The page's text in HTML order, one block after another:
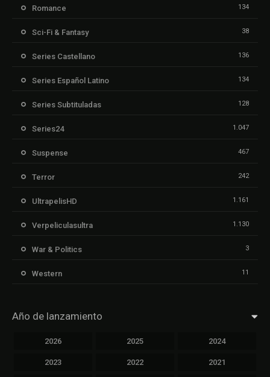
Romance 134
Sci-Fi & Fantasy 38
Series Castellano 136
Series Español Latino 134
Series Subtituladas 128
Series24 1.047
Suspense 467
Terror 242
UltrapelisHD 1.161
Verpeliculasultra 1.130
War & Politics 3
Western 11
Año de lanzamiento
2026 2025 2024
2023 2022 2021